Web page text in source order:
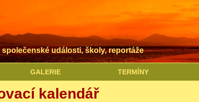
události, školy, reportáže
GALERIE TERMÍNY
kalendář